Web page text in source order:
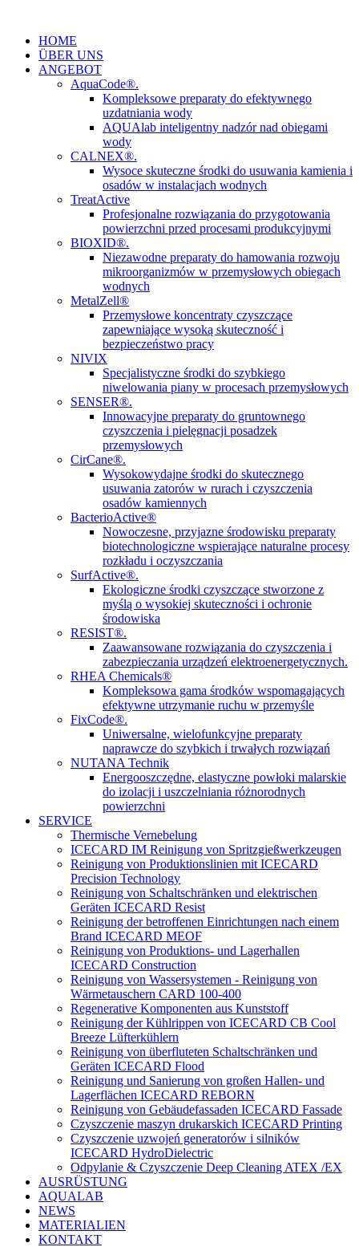
springenHOME
ÜBER UNS
ANGEBOT
AquaCode®.
Kompleksowe preparaty do efektywnego
uzdatniania wody
AQUAlab inteligentny nadzór nad obiegami
wody
CALNEX®.
Wysoce skuteczne środki do usuwania kamienia i
osadów w instalacjach wodnych
TreatActive
Profesjonalne rozwiązania do przygotowania
powierzchni przed procesami produkcyjnymi
BIOXID®.
Niezawodne preparaty do hamowania rozwoju
mikroorganizmów w przemysłowych obiegach
wodnych
MetalZell®
Przemysłowe koncentraty czyszczące
zapewniające wysoką skuteczność i
bezpieczeństwo pracy
NIVIX
Specjalistyczne środki do szybkiego
niwelowania piany w procesach przemysłowych
SENSER®.
Innowacyjne preparaty do gruntownego
czyszczenia i pielęgnacji posadzek
przemysłowych
CirCane®.
Wysokowydajne środki do skutecznego
usuwania zatorów w rurach i czyszczenia
osadów kamiennych
BacterioActive®
Nowoczesne, przyjazne środowisku preparaty
biotechnologiczne wspierające naturalne procesy
rozkładu i oczyszczania
SurfActive®.
Ekologiczne środki czyszczące stworzone z
myślą o wysokiej skuteczności i ochronie
środowiska
RESIST®.
Zaawansowane rozwiązania do czyszczenia i
zabezpieczania urządzeń elektroenergetycznych.
RHEA Chemicals®
Kompleksowa gama środków wspomagających
efektywne utrzymanie ruchu w przemyśle
FixCode®.
Uniwersalne, wielofunkcyjne preparaty
naprawcze do szybkich i trwałych rozwiązań
NUTANA Technik
Energooszczędne, elastyczne powłoki malarskie
do izolacji i uszczelniania różnorodnych
powierzchni
SERVICE
Thermische Vernebelung
ICECARD IM Reinigung von Spritzgießwerkzeugen
Reinigung von Produktionslinien mit ICECARD
Precision Technology
Reinigung von Schaltschränken und elektrischen
Geräten ICECARD Resist
Reinigung der betroffenen Einrichtungen nach einem
Brand ICECARD MEOF
Reinigung von Produktions- und Lagerhallen
ICECARD Construction
Reinigung von Wassersystemen - Reinigung von
Wärmetauschern CARD 100-400
Regenerative Komponenten aus Kunststoff
Reinigung der Kühlrippen von ICECARD CB Cool
Breeze Lüfterkühlern
Reinigung von überfluteten Schaltschränken und
Geräten ICECARD Flood
Reinigung und Sanierung von großen Hallen- und
Lagerflächen ICECARD REBORN
Reinigung von Gebäudefassaden ICECARD Fassade
Czyszczenie maszyn drukarskich ICECARD Printing
Czyszczenie uzwojeń generatorów i silników
ICECARD HydroDielectric
Odpylanie & Czyszczenie Deep Cleaning ATEX /EX
AUSRÜSTUNG
AQUALAB
NEWS
MATERIALIEN
KONTAKT